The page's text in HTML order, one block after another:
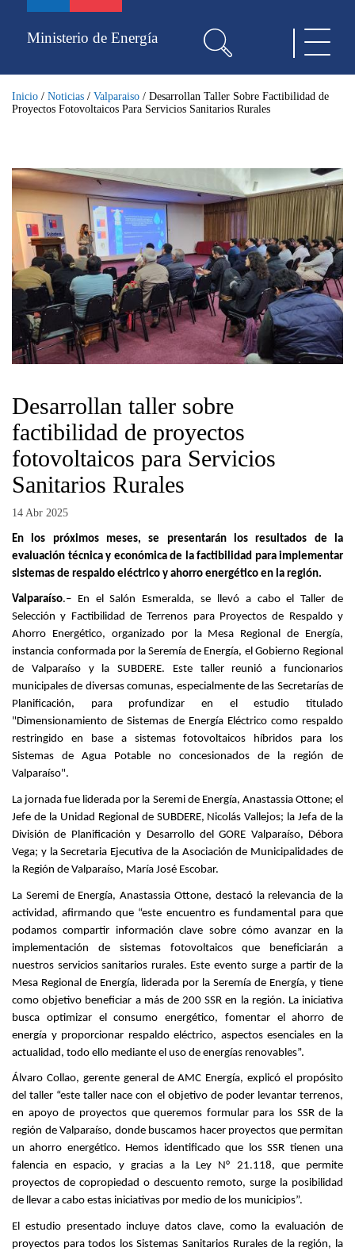
contenidoMinisterio de Energía
Inicio / Noticias / Valparaiso / Desarrollan Taller Sobre Factibilidad de
Proyectos Fotovoltaicos Para Servicios Sanitarios Rurales
Desarrollan taller sobre
factibilidad de proyectos
fotovoltaicos para Servicios
Sanitarios Rurales
14 Abr 2025
En los próximos meses, se presentarán los resultados de la
evaluación técnica y económica de la factibilidad para implementar
sistemas de respaldo eléctrico y ahorro energético en la región.
Valparaíso.– En el Salón Esmeralda, se llevó a cabo el Taller de
Selección y Factibilidad de Terrenos para Proyectos de Respaldo y
Ahorro Energético, organizado por la Mesa Regional de Energía,
instancia conformada por la Seremía de Energía, el Gobierno Regional
de Valparaíso y la SUBDERE. Este taller reunió a funcionarios
municipales de diversas comunas, especialmente de las Secretarías de
Planificación, para profundizar en el estudio titulado
"Dimensionamiento de Sistemas de Energía Eléctrico como respaldo
restringido en base a sistemas fotovoltaicos híbridos para los
Sistemas de Agua Potable no concesionados de la región de
Valparaíso".
La jornada fue liderada por la Seremi de Energía, Anastassia Ottone; el
Jefe de la Unidad Regional de SUBDERE, Nicolás Vallejos; la Jefa de la
División de Planificación y Desarrollo del GORE Valparaíso, Débora
Vega; y la Secretaria Ejecutiva de la Asociación de Municipalidades de
la Región de Valparaíso, María José Escobar.
La Seremi de Energía, Anastassia Ottone, destacó la relevancia de la
actividad, afirmando que “este encuentro es fundamental para que
podamos compartir información clave sobre cómo avanzar en la
implementación de sistemas fotovoltaicos que beneficiarán a
nuestros servicios sanitarios rurales. Este evento surge a partir de la
Mesa Regional de Energía, liderada por la Seremía de Energía, y tiene
como objetivo beneficiar a más de 200 SSR en la región. La iniciativa
busca optimizar el consumo energético, fomentar el ahorro de
energía y proporcionar respaldo eléctrico, aspectos esenciales en la
actualidad, todo ello mediante el uso de energías renovables”.
Álvaro Collao, gerente general de AMC Energía, explicó el propósito
del taller “este taller nace con el objetivo de poder levantar terrenos,
en apoyo de proyectos que queremos formular para los SSR de la
región de Valparaíso, donde buscamos hacer proyectos que permitan
un ahorro energético. Hemos identificado que los SSR tienen una
falencia en espacio, y gracias a la Ley N° 21.118, que permite
proyectos de copropiedad o descuento remoto, surge la posibilidad
de llevar a cabo estas iniciativas por medio de los municipios”.
El estudio presentado incluye datos clave, como la evaluación de
proyectos para todos los Sistemas Sanitarios Rurales de la región, la